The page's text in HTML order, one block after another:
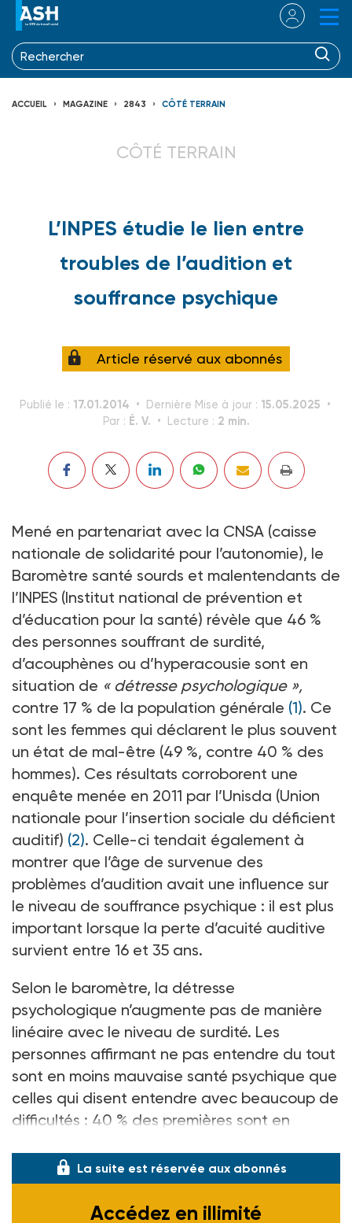
ACCUEIL MAGAZINE 2843 CÔTÉ TERRAIN
CÔTÉ TERRAIN
L’INPES étudie le lien entre
troubles de l’audition et
souffrance psychique
Article réservé aux abonnés
Publié le : 17.01.2014 Dernière Mise à jour : 15.05.2025
Par : É. V. Lecture : 2 min.
Mené en partenariat avec la CNSA (caisse
nationale de solidarité pour l’autonomie), le
Baromètre santé sourds et malentendants de
l’INPES (Institut national de prévention et
d’éducation pour la santé) révèle que 46 %
des personnes souffrant de surdité,
d’acouphènes ou d’hyperacousie sont en
situation de « détresse psychologique »,
contre 17 % de la population générale (1). Ce
sont les femmes qui déclarent le plus souvent
un état de mal-être (49 %, contre 40 % des
hommes). Ces résultats corroborent une
enquête menée en 2011 par l’Unisda (Union
nationale pour l’insertion sociale du déficient
auditif) (2). Celle-ci tendait également à
montrer que l’âge de survenue des
problèmes d’audition avait une influence sur
le niveau de souffrance psychique : il est plus
important lorsque la perte d’acuité auditive
survient entre 16 et 35 ans.
Selon le baromètre, la détresse
psychologique n’augmente pas de manière
linéaire avec le niveau de surdité. Les
personnes affirmant ne pas entendre du tout
sont en moins mauvaise santé psychique que
celles qui disent entendre avec beaucoup de
difficultés : 40 % des premières sont en
La suite est réservée aux abonnés
Accédez en illimité